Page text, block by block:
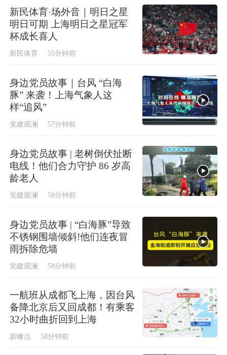
新民体育·场外音｜明日之星
明日可期 上海明日之星冠军
杯成长喜人
新民体育 55分钟前
身边党员故事｜台风 “白海
豚” 来袭！上海气象人这
样“追风”
党建观澜 57分钟前
身边党员故事 | 老树倒伏扯断
电线！他们合力守护 86 岁高
龄老人
党建观澜 58分钟前
身边党员故事 | “白海豚”导致
不锈钢围墙倾斜!他们连夜冒
雨拆除危墙
党建观澜 58分钟前
一航班从成都飞上海，因台风
备降北京后又回成都！有乘客
32小时曲折回到上海
新瞰点 58分钟前